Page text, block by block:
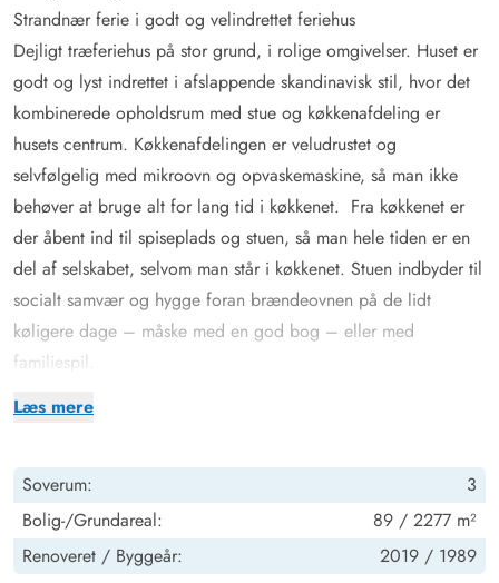
Læs mere
Strandnær ferie i godt og velindrettet feriehus
Dejligt træferiehus på stor grund, i rolige omgivelser. Huset er
godt og lyst indrettet i afslappende skandinavisk stil, hvor det
kombinerede opholdsrum med stue og køkkenafdeling er
husets centrum. Køkkenafdelingen er veludrustet og
selvfølgelig med mikroovn og opvaskemaskine, så man ikke
behøver at bruge alt for lang tid i køkkenet. Fra køkkenet er
der åbent ind til spiseplads og stuen, så man hele tiden er en
del af selskabet, selvom man står i køkkenet. Stuen indbyder til
socialt samvær og hygge foran brændeovnen på de lidt
køligere dage – måske med en god bog – eller med
familiespil.
Huset er til 6 personer, og sovepladserne er fordelt på 3
man også har mulighed for lidt wellness på ferien, hvilket vil
være en god afslutning på en dejlig efterårsdag i naturen.
Med en vaskemaskine i feriehuset gør det det nemt at pakke til
Soverum:
3
Bolig-/Grundareal:
89 / 2277 m²
Renoveret / Byggeår: 2019 / 1989